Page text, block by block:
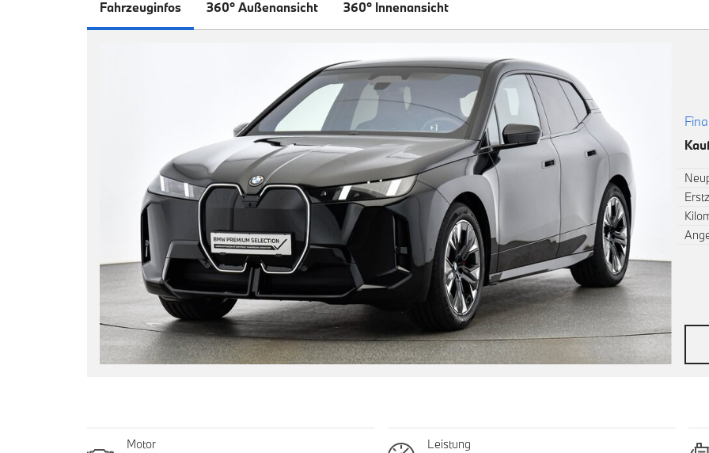
Fahrzeuginfos 360° Außenansicht 360° Innenansicht
Motor Leistung